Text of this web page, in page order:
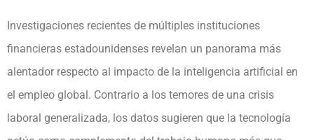
Investigaciones recientes de múltiples instituciones
financieras estadounidenses revelan un panorama más
alentador respecto al impacto de la inteligencia artificial en
el empleo global. Contrario a los temores de una crisis
laboral generalizada, los datos sugieren que la tecnología